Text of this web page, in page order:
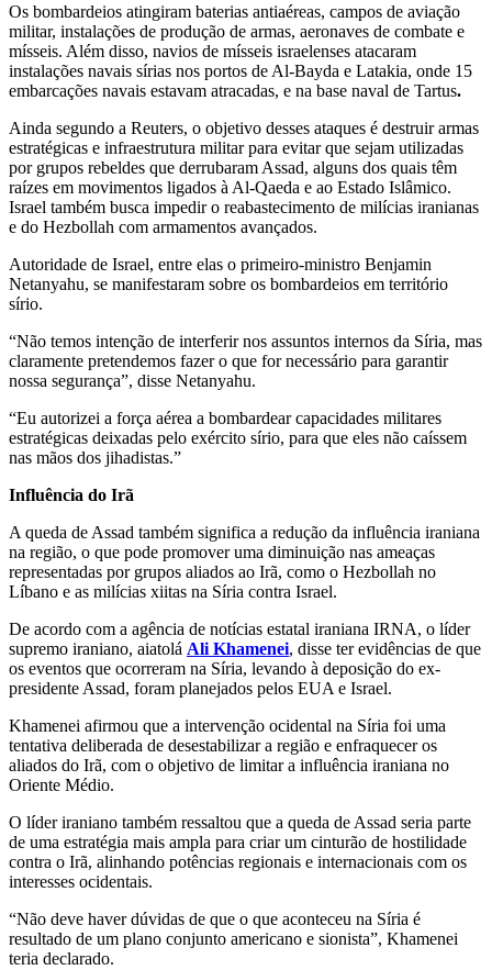
Os bombardeios atingiram baterias antiaéreas, campos de aviação
militar, instalações de produção de armas, aeronaves de combate e
mísseis. Além disso, navios de mísseis israelenses atacaram
instalações navais sírias nos portos de Al-Bayda e Latakia, onde 15
embarcações navais estavam atracadas, e na base naval de Tartus.
Ainda segundo a Reuters, o objetivo desses ataques é destruir armas
estratégicas e infraestrutura militar para evitar que sejam utilizadas
por grupos rebeldes que derrubaram Assad, alguns dos quais têm
raízes em movimentos ligados à Al-Qaeda e ao Estado Islâmico.
Israel também busca impedir o reabastecimento de milícias iranianas
e do Hezbollah com armamentos avançados.
Autoridade de Israel, entre elas o primeiro-ministro Benjamin
Netanyahu, se manifestaram sobre os bombardeios em território
sírio.
“Não temos intenção de interferir nos assuntos internos da Síria, mas
claramente pretendemos fazer o que for necessário para garantir
nossa segurança”, disse Netanyahu.
“Eu autorizei a força aérea a bombardear capacidades militares
estratégicas deixadas pelo exército sírio, para que eles não caíssem
nas mãos dos jihadistas.”
Influência do Irã
A queda de Assad também significa a redução da influência iraniana
na região, o que pode promover uma diminuição nas ameaças
representadas por grupos aliados ao Irã, como o Hezbollah no
Líbano e as milícias xiitas na Síria contra Israel.
De acordo com a agência de notícias estatal iraniana IRNA, o líder
supremo iraniano, aiatolá Ali Khamenei, disse ter evidências de que
os eventos que ocorreram na Síria, levando à deposição do ex-
presidente Assad, foram planejados pelos EUA e Israel.
Khamenei afirmou que a intervenção ocidental na Síria foi uma
tentativa deliberada de desestabilizar a região e enfraquecer os
aliados do Irã, com o objetivo de limitar a influência iraniana no
Oriente Médio.
O líder iraniano também ressaltou que a queda de Assad seria parte
de uma estratégia mais ampla para criar um cinturão de hostilidade
contra o Irã, alinhando potências regionais e internacionais com os
interesses ocidentais.
“Não deve haver dúvidas de que o que aconteceu na Síria é
resultado de um plano conjunto americano e sionista”, Khamenei
teria declarado.